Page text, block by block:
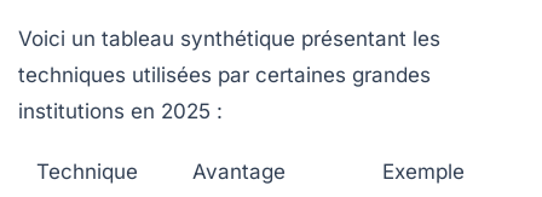
Voici un tableau synthétique présentant les
techniques utilisées par certaines grandes
institutions en 2025 :
Technique Avantage Exemple